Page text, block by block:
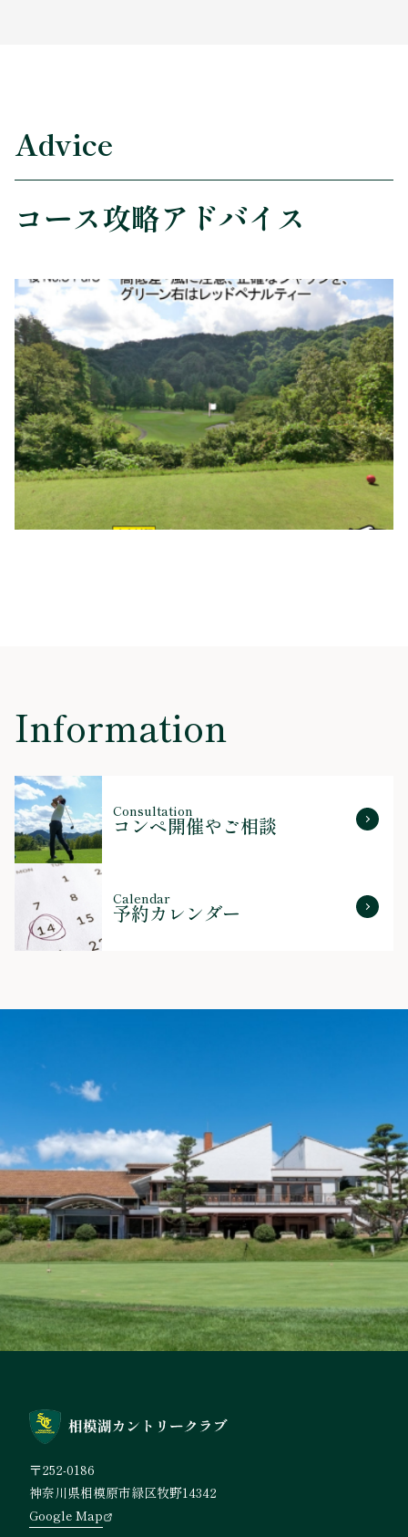
Advice
コース攻略アドバイス
Information
Calendar
予約カレンダー
Consultation
コンペ開催やご相談
〒252-0186
神奈川県相模原市緑区牧野14342
Google Map